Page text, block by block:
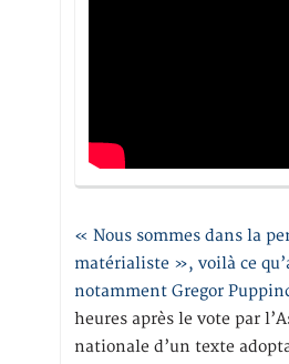
« Nous sommes dans la
matérialiste », voilà ce
notamment Gregor
heures après le vote par
nationale d’un texte